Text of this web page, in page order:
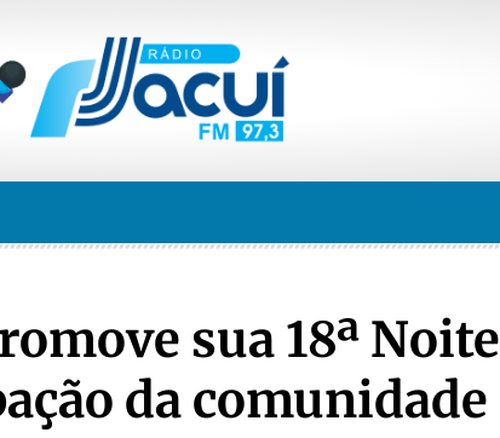
sua 18ª Noite
da comunidade